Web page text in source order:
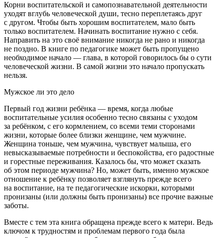
Корни воспитательской и самопознавательной деятельности
уходят вглубь человеческой души, тесно переплетаясь друг
с другом. Чтобы быть хорошим воспитателем, мало быть
только воспитателем. Начинать воспитание нужно с себя.
Направить на это своё внимание никогда не рано и никогда
не поздно. В книге по педагогике может быть пропущено
необходимое начало — глава, в которой говорилось бы о сути
человеческой жизни. В самой жизни это начало пропускать
нельзя.
Мужское ли это дело
Первый год жизни ребёнка — время, когда любые
воспитательные усилия особенно тесно связаны с уходом
за ребёнком, с его кормлением, со всеми теми сторонами
жизни, которые более близки женщине, чем мужчине.
Женщина тоньше, чем мужчина, чувствует малыша, его
невысказываемые потребности и беспокойства, его радостные
и горестные переживания. Казалось бы, что может сказать
об этом периоде мужчина? Но, может быть, именно мужское
отношение к ребёнку позволяет взглянуть прежде всего
на воспитание, на те педагогические искорки, которыми
пронизаны (или должны быть пронизаны) все прочие важные
заботы.
Вместе с тем эта книга обращена прежде всего к матери. Ведь
ключом к трудностям и проблемам первого года была